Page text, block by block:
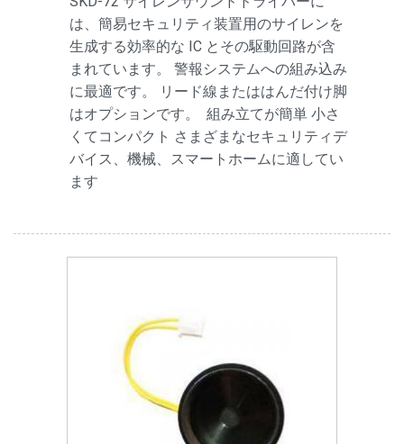
は、簡易セキュリティ装置用のサイレンを
生成する効率的な IC とその駆動回路が含
まれています。 警報システムへの組み込み
に最適です。 リード線またははんだ付け脚
はオプションです。 組み立てが簡単 小さ
くてコンパクト さまざまなセキュリティデ
バイス、機械、スマートホームに適してい
ます